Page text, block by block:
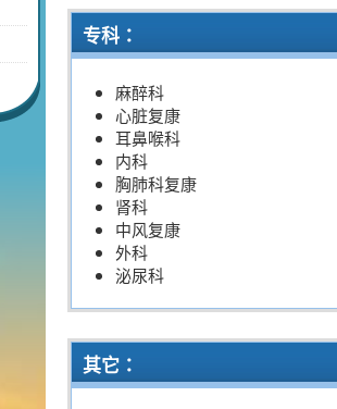
专科：
麻醉科
心脏复康
耳鼻喉科
内科
胸肺科复康
肾科
中风复康
外科
泌尿科
其它：